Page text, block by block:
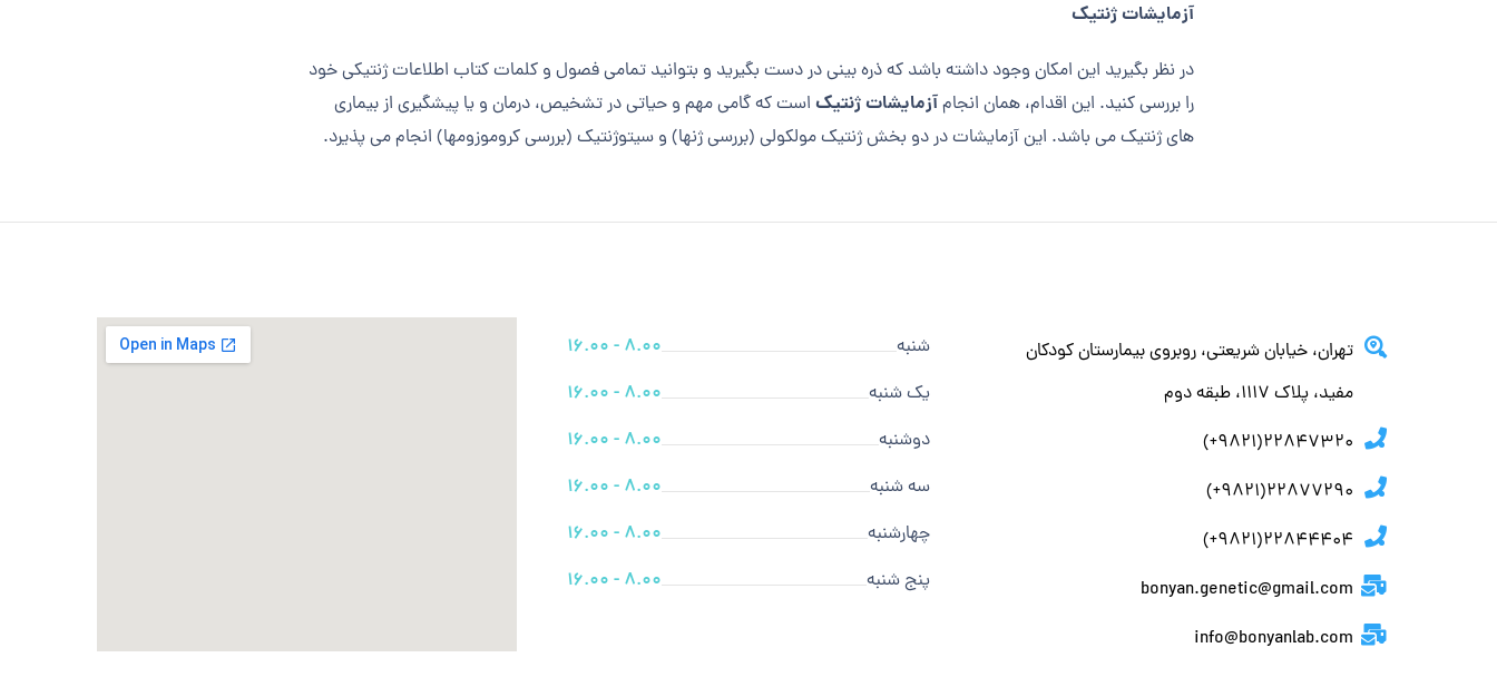
آزمایشات ژنتیک
در نظر بگیرید این امکان وجود داشته باشد که ذره بینی در دست بگیرید و بتوانید تمامی فصول و کلمات کتاب اطلاعات ژنتیکی خود
را بررسی کنید. این اقدام، همان انجامآزمایشات ژنتیک است که گامی مهم و حیاتی در تشخیص، درمان و یا پیشگیری از بیماری
های ژنتیک می باشد. این آزمایشات در دو بخش ژنتیک مولکولی (بررسی ژن­ها) و سیتوژنتیک (بررسی کروموزوم­ها) انجام می پذیرد.
تهران، خيابان شريعتي، روبروي بيمارستان كودكان
مفيد، پلاك ١١١٧، طبقه دوم
22847320(9821+)
22877290(9821+)
22844404(9821+)
bonyan.genetic@gmail.com
info@bonyanlab.com
شنبه
8.00 - 16.00
یک شنبه
8.00 - 16.00
دوشنبه
8.00 - 16.00
سه شنبه
8.00 - 16.00
چهارشنبه
8.00 - 16.00
پنج شنبه
8.00 - 16.00